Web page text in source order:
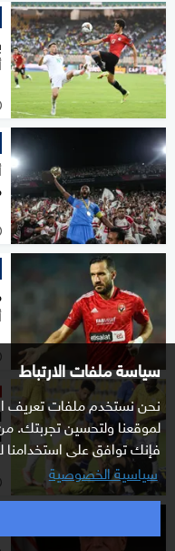
سياسة ملفات الارتباط
نحن نستخدم ملفات تعريف
لموقعنا ولتحسين تجربتك.
فإنك توافق على استخدامنا
سياسية الخصوصية